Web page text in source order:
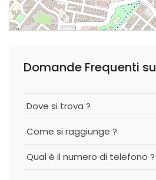
Dove si trova ?
Come si raggiunge ?
Qual è il numero di telefono ?